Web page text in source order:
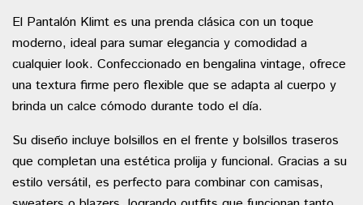
El Pantalón Klimt es una prenda clásica con un toque
moderno, ideal para sumar elegancia y comodidad a
cualquier look. Confeccionado en bengalina vintage, ofrece
una textura firme pero flexible que se adapta al cuerpo y
brinda un calce cómodo durante todo el día.
Su diseño incluye bolsillos en el frente y bolsillos traseros
que completan una estética prolija y funcional. Gracias a su
estilo versátil, es perfecto para combinar con camisas,